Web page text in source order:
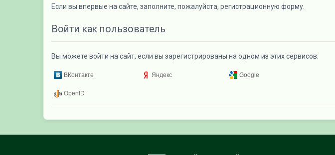
Если вы впервые на сайте, заполните, пожалуйста, регистрационную форму.
Войти как пользователь
Вы можете войти на сайт, если вы зарегистрированы на одном из этих сервисов:
ВКонтакте Яндекс Google
OpenID